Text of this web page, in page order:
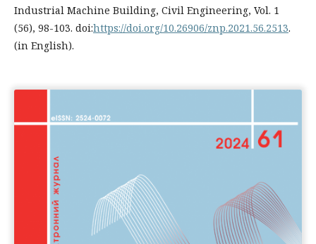
Industrial Machine Building, Civil Engineering, Vol. 1
(56), 98-103. doi:https://doi.org/10.26906/znp.2021.56.2513.
(in English).